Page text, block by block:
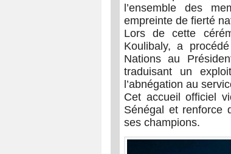
l’ensemble des
empreinte de fierté
Lors de cette
Koulibaly, a
Nations au
traduisant un
l’abnégation au
Cet accueil officiel
Sénégal et renforce
ses champions.